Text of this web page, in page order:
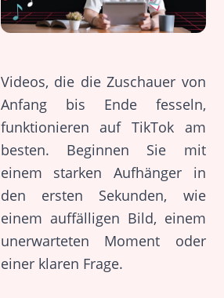
Videos, die die Zuschauer von
Anfang bis Ende fesseln,
funktionieren auf TikTok am
besten. Beginnen Sie mit
einem starken Aufhänger in
den ersten Sekunden, wie
einem auffälligen Bild, einem
unerwarteten Moment oder
einer klaren Frage.